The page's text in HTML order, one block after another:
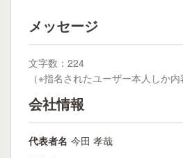
メッセージ
文字数：224
（※指名されたユーザー本人しか
会社情報
代表者名 今田 孝哉